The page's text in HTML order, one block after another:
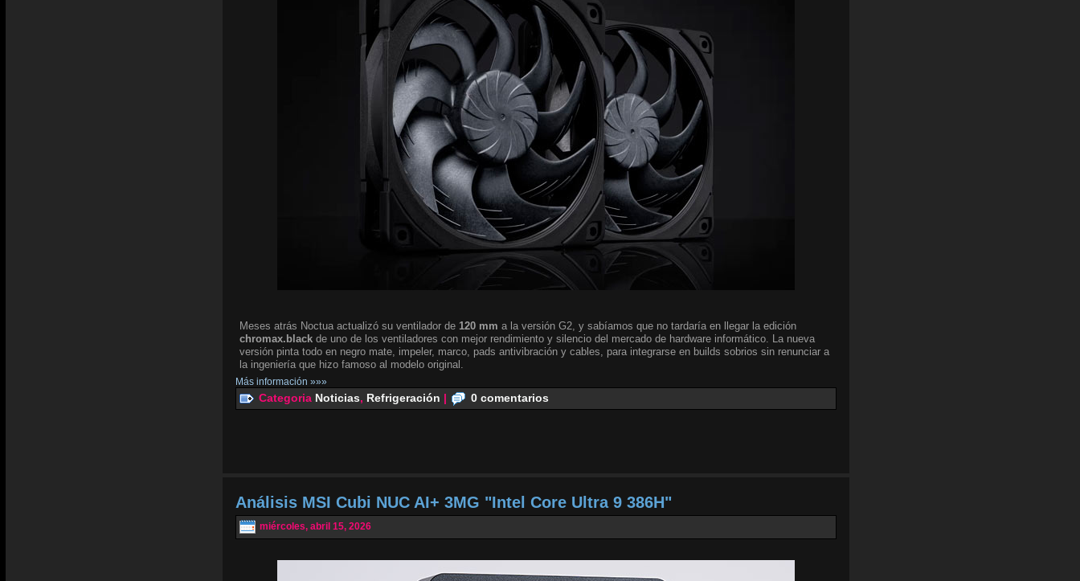
Meses atrás Noctua actualizó su ventilador de 120 mm a la versión G2, y sabíamos que no tardaría en llegar la edición
chromax.black de uno de los ventiladores con mejor rendimiento y silencio del mercado de hardware informático. La nueva
versión pinta todo en negro mate, impeler, marco, pads antivibración y cables, para integrarse en builds sobrios sin renunciar a
la ingeniería que hizo famoso al modelo original.
Más información »»»
Categoria Noticias, Refrigeración | 0 comentarios
Análisis MSI Cubi NUC AI+ 3MG "Intel Core Ultra 9 386H"
miércoles, abril 15, 2026